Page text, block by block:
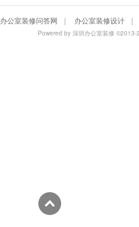
办公室装修问答网 | 办公室装修设计 |
Powered by 深圳办公室装修 ©2013-